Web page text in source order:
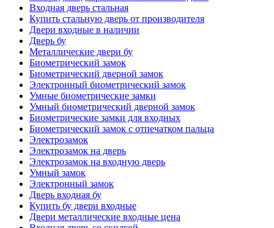
Входная дверь стальная
Купить стальную дверь от производителя
Двери входные в наличии
Дверь бу
Металлические двери бу
Биометрический замок
Биометрический дверной замок
Электронный биометрический замок
Умные биометрические замки
Умный биометрический дверной замок
Биометрические замки для входных
Биометрический замок с отпечатком пальца
Электрозамок
Электрозамок на дверь
Электрозамок на входную дверь
Умный замок
Электронный замок
Дверь входная бу
Купить бу двери входные
Двери металлические входные цена